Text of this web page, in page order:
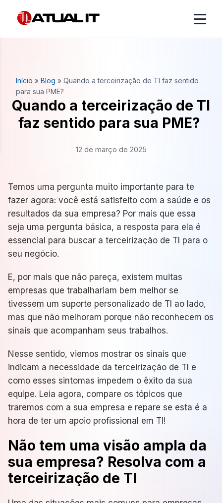
Início » Blog » Quando a terceirização de TI faz sentido
para sua PME?
Quando a terceirização de TI
faz sentido para sua PME?
12 de março de 2025
Temos uma pergunta muito importante para te
fazer agora: você está satisfeito com a saúde e os
resultados da sua empresa? Por mais que essa
seja uma pergunta básica, a resposta para ela é
essencial para buscar a terceirização de TI para o
seu negócio.
E, por mais que não pareça, existem muitas
empresas que trabalhariam bem melhor se
tivessem um suporte personalizado de TI ao lado,
mas que não melhoram porque não reconhecem os
sinais que acompanham seus trabalhos.
Nesse sentido, viemos mostrar os sinais que
indicam a necessidade da terceirização de TI e
como esses sintomas impedem o êxito da sua
equipe. Leia agora, compare os tópicos que
traremos com a sua empresa e repare se esta é a
hora de ter um apoio profissional em TI!
Não tem uma visão ampla da
sua empresa? Resolva com a
terceirização de TI